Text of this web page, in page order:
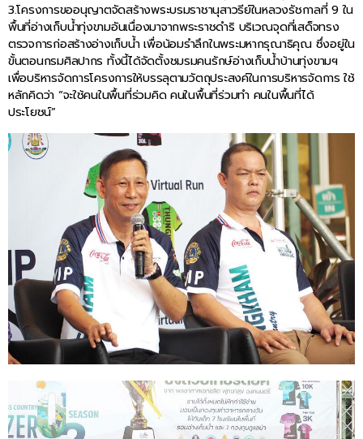
3.โครงการขออนุญาตจัดสร้างพระบรมราชานุสาวรีย์ในหลวงรัชกาลที่ 9 ใน
พื้นที่อ่างเก็บน้ำทุ่งขามอันเนื่องมาจากพระราชดำริ บริเวณจุดที่เสด็จทรง
ตรวจการก่อสร้างอ่างเก็บน้ำ เพื่อน้อมรำลึกในพระมหากรุณาธิคุณ ซึ่งอยู่ใน
ขั้นตอนกรมศิลปากร ทั้งนี้ได้จัดตั้งชมรมคนรักษ์อ่างเก็บน้ำบ้านทุ่งขามฯ
เพื่อบริหารจัดการโครงการให้บรรลุตามวัตถุประสงค์ในการบริหารจัดการ ใช้
หลักคิดว่า “จะใช้คนในพื้นที่ร่วมคิด คนในพื้นที่ร่วมทำ คนในพื้นที่ได้
ประโยชน์”